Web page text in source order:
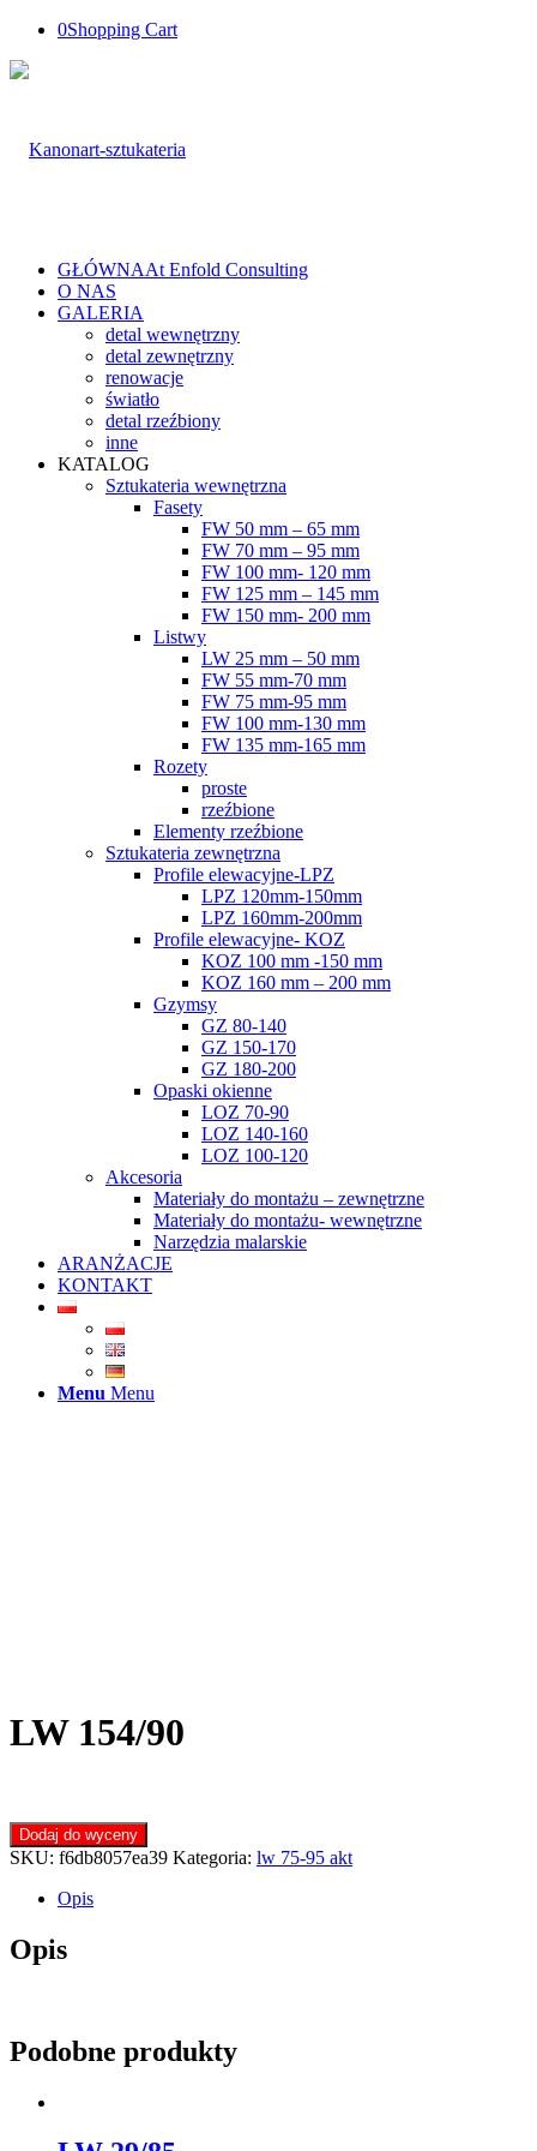
0Shopping Cart
GŁÓWNAAt Enfold Consulting
O NAS
GALERIA
detal wewnętrzny
detal zewnętrzny
renowacje
światło
detal rzeźbiony
inne
KATALOG
Sztukateria wewnętrzna
Fasety
FW 50 mm – 65 mm
FW 70 mm – 95 mm
FW 100 mm- 120 mm
FW 125 mm – 145 mm
FW 150 mm- 200 mm
Listwy
LW 25 mm – 50 mm
FW 55 mm-70 mm
FW 75 mm-95 mm
FW 100 mm-130 mm
FW 135 mm-165 mm
Rozety
proste
rzeźbione
Elementy rzeźbione
Sztukateria zewnętrzna
Profile elewacyjne-LPZ
LPZ 120mm-150mm
LPZ 160mm-200mm
Profile elewacyjne- KOZ
KOZ 100 mm -150 mm
KOZ 160 mm – 200 mm
Gzymsy
GZ 80-140
GZ 150-170
GZ 180-200
Opaski okienne
LOZ 70-90
LOZ 140-160
LOZ 100-120
Akcesoria
Materiały do montażu – zewnętrzne
Materiały do montażu- wewnętrzne
Narzędzia malarskie
ARANŻACJE
KONTAKT
Menu Menu
LW 154/90
Dodaj do wyceny
SKU: f6db8057ea39 Kategoria: lw 75-95 akt
Opis
Opis
Podobne produkty